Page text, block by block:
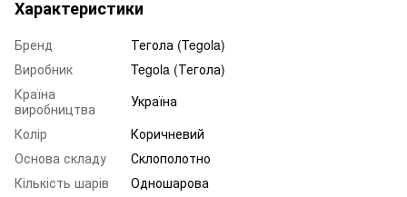
Характеристики
Бренд
Тегола (Tegola)
Виробник
Tegola (Тегола)
Країна
виробництва
Україна
Колір
Коричневий
Основа складу
Склополотно
Кількість шарів
Одношарова